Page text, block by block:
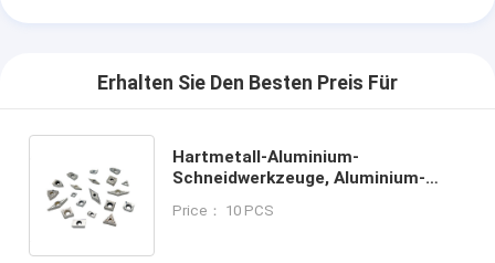
Erhalten Sie Den Besten Preis Für
Hartmetall-Aluminium-
Schneidwerkzeuge, Aluminium-
für die Bearbeitung von
Price： 10 PCS